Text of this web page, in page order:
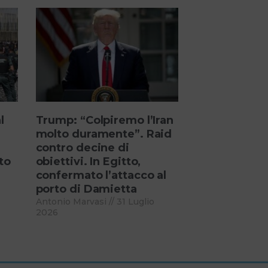
Trump: “Colpiremo l’Iran
molto duramente”. Raid
contro decine di
obiettivi. In Egitto,
confermato l’attacco al
porto di Damietta
Antonio Marvasi
31 Luglio
2026